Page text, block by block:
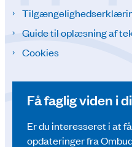
Guide til oplæsning af
Cookies
Få faglig viden i
Er du interesseret i at
opdateringer fra